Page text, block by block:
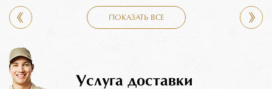
ПОКАЗАТЬ ВСЕ
Услуга доставки